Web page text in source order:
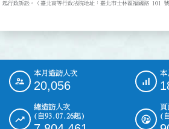
起行政訴訟。（臺北高等行政法院地址：臺北市士林區福國路 101 號
::: 本月造訪人次
20,056
本
總造訪人次
(自93.07.26起)
(